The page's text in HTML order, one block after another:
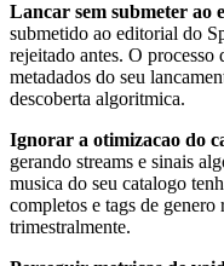
Lancar sem submeter ao
submetido ao editorial do
rejeitado antes. O processo
metadados do seu
descoberta algoritmica.
Ignorar a otimizacao do
gerando streams e sinais
musica do seu catalogo
completos e tags de
trimestralmente.